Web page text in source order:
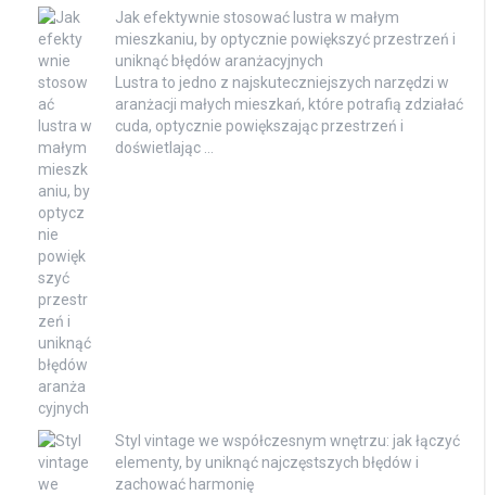
Jak efektywnie stosować lustra w małym
mieszkaniu, by optycznie powiększyć przestrzeń i
uniknąć błędów aranżacyjnych
Lustra to jedno z najskuteczniejszych narzędzi w
aranżacji małych mieszkań, które potrafią zdziałać
cuda, optycznie powiększając przestrzeń i
doświetlając …
Styl vintage we współczesnym wnętrzu: jak łączyć
elementy, by uniknąć najczęstszych błędów i
zachować harmonię